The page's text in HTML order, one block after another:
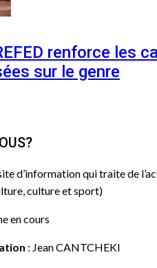
renforce les
sur le genre
d’information qui traite de
culture et sport)
en cours
: Jean CANTCHEKI